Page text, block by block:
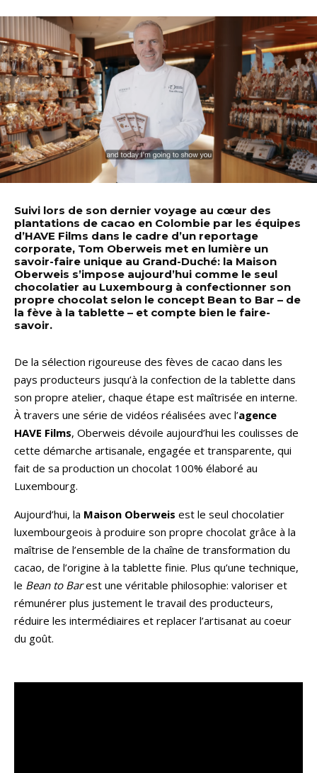
Suivi lors de son dernier voyage au cœur des
plantations de cacao en Colombie par les équipes
d’HAVE Films dans le cadre d’un reportage
corporate, Tom Oberweis met en lumière un
savoir-faire unique au Grand-Duché: la Maison
Oberweis s’impose aujourd’hui comme le seul
chocolatier au Luxembourg à confectionner son
propre chocolat selon le concept Bean to Bar – de
la fève à la tablette – et compte bien le faire-
savoir.
De la sélection rigoureuse des fèves de cacao dans les
pays producteurs jusqu’à la confection de la tablette dans
son propre atelier, chaque étape est maîtrisée en interne.
À travers une série de vidéos réalisées avec l’agence
HAVE Films, Oberweis dévoile aujourd’hui les coulisses de
cette démarche artisanale, engagée et transparente, qui
fait de sa production un chocolat 100% élaboré au
Luxembourg.
Aujourd’hui, la Maison Oberweis est le seul chocolatier
luxembourgeois à produire son propre chocolat grâce à la
maîtrise de l’ensemble de la chaîne de transformation du
cacao, de l’origine à la tablette finie. Plus qu’une technique,
le Bean to Barest une véritable philosophie: valoriser et
rémunérer plus justement le travail des producteurs,
réduire les intermédiaires et replacer l’artisanat au coeur
du goût.